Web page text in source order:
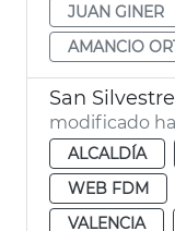
JUAN GINER
AMANCIO
San
modificado
ALCALDÍA
WEB FDM
VALENCIA